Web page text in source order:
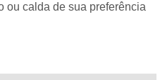
ou calda de sua preferência